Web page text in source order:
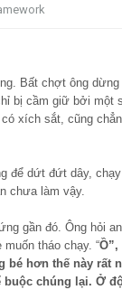
Bất chợt ông dừng
bị cầm giữ bởi một
xích sắt, cũng
để dứt đứt dây,
chưa làm vậy.
gần đó. Ông hỏi
tháo chạy. “
bé hơn thế này rất
chúng lại. Ở